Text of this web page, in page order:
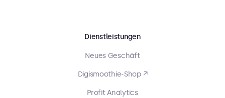
Dienstleistungen
Neues Geschäft
Digismoothie-Shop ↗
Profit Analytics